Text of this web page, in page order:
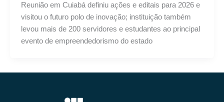
Reunião em Cuiabá definiu ações e editais para 2026 e
visitou o futuro polo de inovação; instituição também
levou mais de 200 servidores e estudantes ao principal
evento de empreendedorismo do estado